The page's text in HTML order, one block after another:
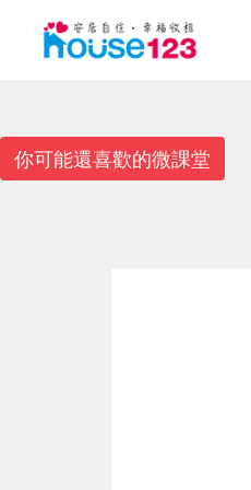
你可能還喜歡的微課堂